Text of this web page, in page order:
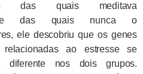
das quais meditava
das quais nunca o
ele descobriu que os genes
ao estresse se
diferente nos dois grupos.